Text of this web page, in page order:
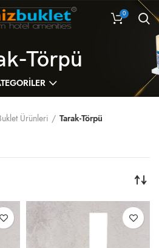
0
Törpü
Ürünleri
Tarak-Törpü